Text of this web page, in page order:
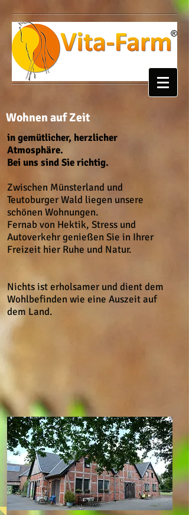
Wohnen auf Zeit
in gemütlicher, herzlicher
Atmosphäre.
Bei uns sind Sie richtig.
Zwischen Münsterland und
Teutoburger Wald liegen unsere
schönenWohnungen.
Fernab von Hektik, Stress und
Autoverkehr genießen Sie in Ihrer
Freizeit hier Ruhe und Natur.
Nichts ist erholsamer und dient dem
Wohlbefinden wie eine Auszeit auf
dem Land.